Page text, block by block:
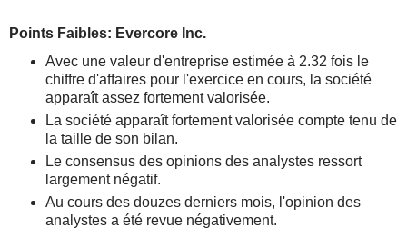
Points Faibles: Evercore Inc.
Avec une valeur d'entreprise estimée à 2.32 fois le
chiffre d'affaires pour l'exercice en cours, la société
apparaît assez fortement valorisée.
La société apparaît fortement valorisée compte tenu de
la taille de son bilan.
Le consensus des opinions des analystes ressort
largement négatif.
Au cours des douzes derniers mois, l'opinion des
analystes a été revue négativement.